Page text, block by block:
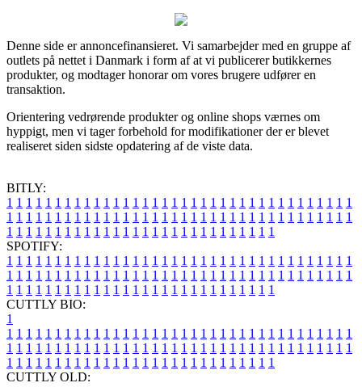
Denne side er annoncefinansieret. Vi samarbejder med en gruppe af
outlets på nettet i Danmark i form af at vi publicerer butikkernes
produkter, og modtager honorar om vores brugere udfører en
transaktion.
Orientering vedrørende produkter og online shops værnes om
hyppigt, men vi tager forbehold for modifikationer der er blevet
realiseret siden sidste opdatering af de viste data.
BITLY:
1 1 1 1 1 1 1 1 1 1 1 1 1 1 1 1 1 1 1 1 1 1 1 1 1 1 1 1 1 1 1 1 1 1 1 1
1 1 1 1 1 1 1 1 1 1 1 1 1 1 1 1 1 1 1 1 1 1 1 1 1 1 1 1 1 1 1 1 1 1 1 1
1 1 1 1 1 1 1 1 1 1 1 1 1 1 1 1 1 1 1 1 1 1 1 1 1 1 1 1
SPOTIFY:
1 1 1 1 1 1 1 1 1 1 1 1 1 1 1 1 1 1 1 1 1 1 1 1 1 1 1 1 1 1 1 1 1 1 1 1
1 1 1 1 1 1 1 1 1 1 1 1 1 1 1 1 1 1 1 1 1 1 1 1 1 1 1 1 1 1 1 1 1 1 1 1
1 1 1 1 1 1 1 1 1 1 1 1 1 1 1 1 1 1 1 1 1 1 1 1 1 1 1 1
CUTTLY BIO:
1
1 1 1 1 1 1 1 1 1 1 1 1 1 1 1 1 1 1 1 1 1 1 1 1 1 1 1 1 1 1 1 1 1 1 1 1
1 1 1 1 1 1 1 1 1 1 1 1 1 1 1 1 1 1 1 1 1 1 1 1 1 1 1 1 1 1 1 1 1 1 1 1
1 1 1 1 1 1 1 1 1 1 1 1 1 1 1 1 1 1 1 1 1 1 1 1 1 1 1 1
CUTTLY OLD: